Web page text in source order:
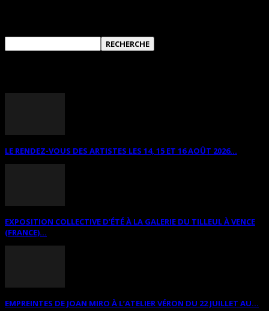
LE RENDEZ-VOUS DES ARTISTES LES 14, 15 ET 16 AOÛT 2026...
EXPOSITION COLLECTIVE D’ÉTÉ À LA GALERIE DU TILLEUL À VENCE
(FRANCE)...
EMPREINTES DE JOAN MIRO À L’ATELIER VÉRON DU 22 JUILLET AU...